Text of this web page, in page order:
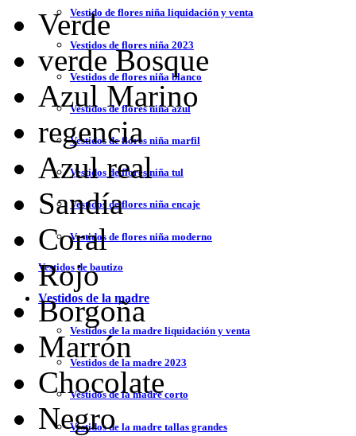
Vestido de flores niña liquidación y venta
Vestidos de flores niña 2023
Vestidos de flores niña blanco
Vestidos de flores niña azul
Vestidos de flores niña marfil
Vestidos de flores niña tul
Vestidos de flores niña encaje
Vestidos de flores niña moderno
Vestidos de bautizo
Vestidos de la madre
Vestidos de la madre liquidación y venta
Vestidos de la madre 2023
Vestidos de la madre corto
Vestidos de la madre tallas grandes
Verde
verde Bosque
Azul Marino
regencia
Azul real
Sandía
Coral
Rojo
Borgoña
Marrón
Chocolate
Negro